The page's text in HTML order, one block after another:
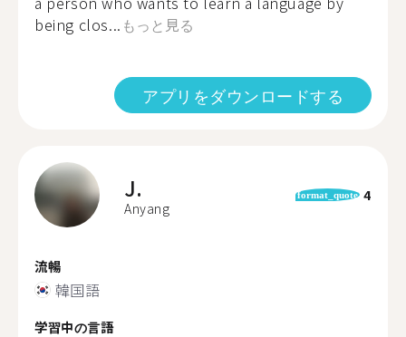
being clos... もっと見る
アプリをダウンロードする
J.
Anyang
format_quote 4
流暢
韓国語
学習中の言語